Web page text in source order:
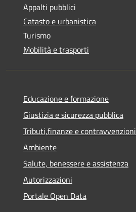
Appalti pubblici
Catasto e urbanistica
Turismo
Mobilità e trasporti
Educazione e formazione
Giustizia e sicurezza pubblica
Tributi,finanze e contravvenzioni
Ambiente
Salute, benessere e assistenza
Autorizzazioni
Portale Open Data